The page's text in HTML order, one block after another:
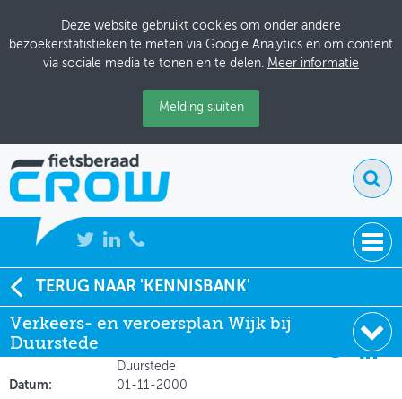
Deze website gebruikt cookies om onder andere
bezoekerstatistieken te meten via Google Analytics en om content
via sociale media te tonen en te delen. Meer informatie
Melding sluiten
NIEUWS
BIJEENKOMSTEN
KENNISBANK
TERUG NAAR 'KENNISBANK'
Verkeers- en veroersplan Wijk bij
Duurstede
Soort:
Beleidsdocumenten
Auteur:
DHV
Uitgever:
Duurstede
Datum:
01-11-2000